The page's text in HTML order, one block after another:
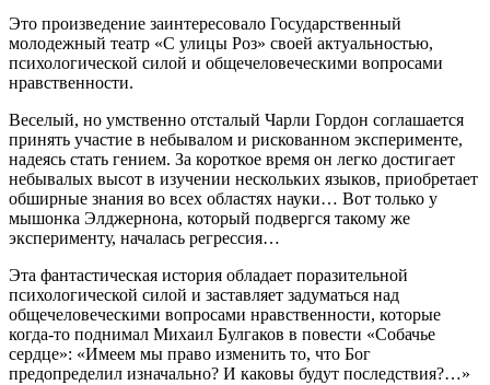
Это произведение заинтересовало Государственный
молодежный театр «С улицы Роз» своей актуальностью,
психологической силой и общечеловеческими вопросами
нравственности.
Веселый, но умственно отсталый Чарли Гордон соглашается
принять участие в небывалом и рискованном эксперименте,
надеясь стать гением. За короткое время он легко достигает
небывалых высот в изучении нескольких языков, приобретает
обширные знания во всех областях науки… Вот только у
мышонка Элджернона, который подвергся такому же
эксперименту, началась регрессия…
Эта фантастическая история обладает поразительной
психологической силой и заставляет задуматься над
общечеловеческими вопросами нравственности, которые
когда-то поднимал Михаил Булгаков в повести «Собачье
сердце»: «Имеем мы право изменить то, что Бог
предопределил изначально? И каковы будут последствия?…»